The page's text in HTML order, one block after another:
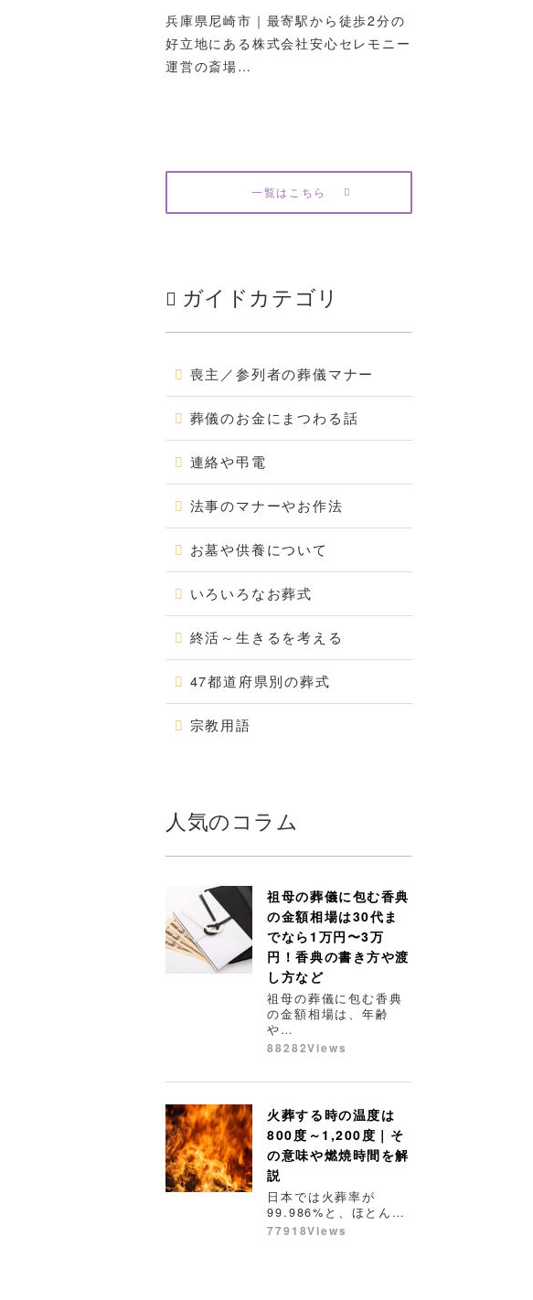
兵庫県尼崎市｜最寄駅から徒歩2分の
好立地にある株式会社安心セレモニー
運営の斎場…
一覧はこちら
ガイドカテゴリ
喪主／参列者の葬儀マナー
葬儀のお金にまつわる話
連絡や弔電
法事のマナーやお作法
お墓や供養について
いろいろなお葬式
終活～生きるを考える
47都道府県別の葬式
宗教用語
人気のコラム
祖母の葬儀に包む香典
の金額相場は30代ま
でなら1万円〜3万
円！香典の書き方や渡
し方など
祖母の葬儀に包む香典
の金額相場は、年齢
や…
88282Views
火葬する時の温度は
800度～1,200度｜そ
の意味や燃焼時間を解
説
日本では火葬率が
99.986%と、ほとん…
77918Views